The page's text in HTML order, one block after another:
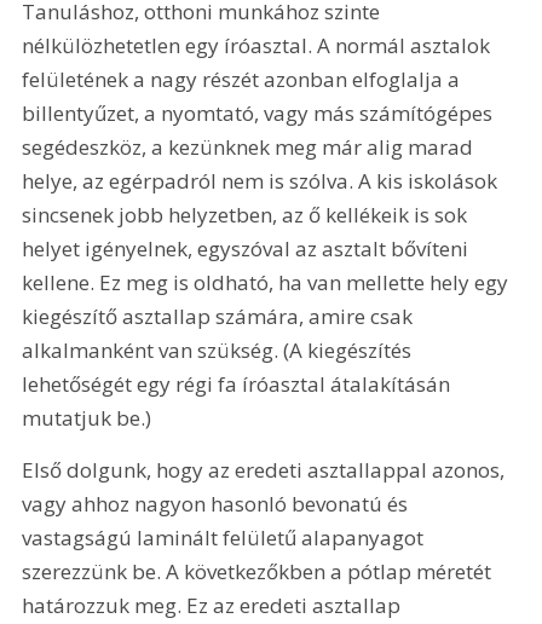
Tanuláshoz, otthoni munkához szinte
nélkülözhetetlen egy íróasztal. A normál asztalok
felületének a nagy részét azonban elfoglalja a
billentyűzet, a nyomtató, vagy más számítógépes
segédeszköz, a kezünknek meg már alig marad
helye, az egérpadról nem is szólva. A kis iskolások
sincsenek jobb helyzetben, az ő kellékeik is sok
helyet igényelnek, egyszóval az asztalt bővíteni
kellene. Ez meg is oldható, ha van mellette hely egy
kiegészítő asztallap számára, amire csak
alkalmanként van szükség. (A kiegészítés
lehetőségét egy régi fa íróasztal átalakításán
mutatjuk be.)
Első dolgunk, hogy az eredeti asztallappal azonos,
vagy ahhoz nagyon hasonló bevonatú és
vastagságú laminált felületű alapanyagot
szerezzünk be. A következőkben a pótlap méretét
határozzuk meg. Ez az eredeti asztallap